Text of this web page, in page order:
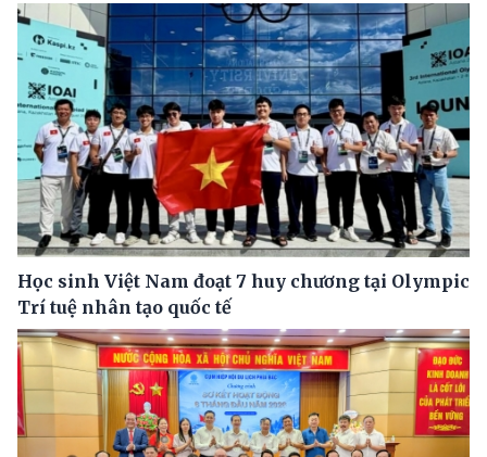
Học sinh Việt Nam đoạt 7 huy chương tại Olympic
Trí tuệ nhân tạo quốc tế